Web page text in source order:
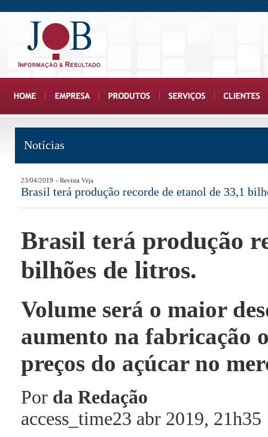
Notícias
23/04/2019 - Revista Veja
Brasil terá produção recorde de etanol de 33,1
Brasil terá produção
bilhões de litros.
Volume será o maior
aumento na fabricação
preços do açúcar no
Por da Redação
access_time23 abr 2019, 21h35